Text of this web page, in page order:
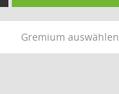
Gremium auswählen